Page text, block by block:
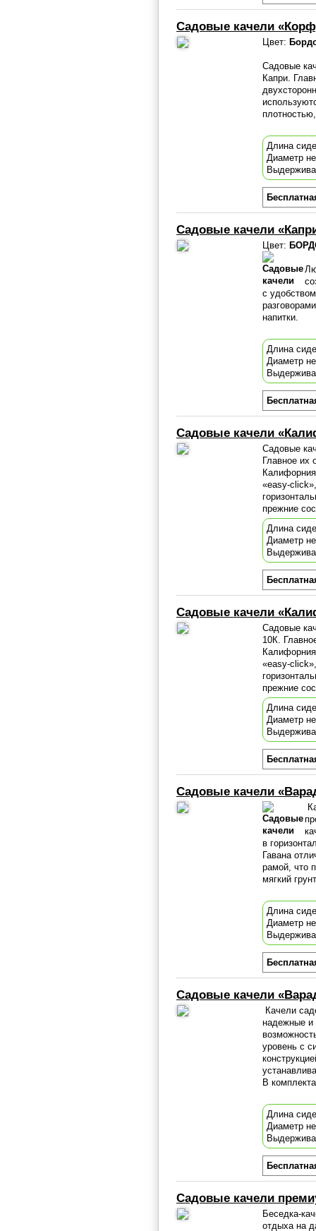
Садовые качели
Цвет:
Садовые
Капри.
Длина
Диаметр
Садовые качели
Цвет:
с
напитки.
Длина
Диаметр
Садовые качели
Садовые
Главное их
«easy-
прежние
Длина
Диаметр
Садовые качели
Садовые
10К.
«easy-
прежние
Длина
Диаметр
Садовые качели
в
Гавана
рамой, что
мягкий
Длина
Диаметр
Садовые качели
Качели
надежные и
уровень с
В
Длина
Диаметр
Садовые качели
Беседка-
отдыха на